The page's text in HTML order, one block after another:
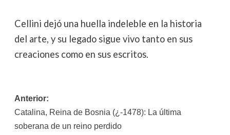
Cellini dejó una huella indeleble en la historia
del arte, y su legado sigue vivo tanto en sus
creaciones como en sus escritos.
Navegación
de
Anterior:
Catalina, Reina de Bosnia (¿-1478): La última
soberana de un reino perdido